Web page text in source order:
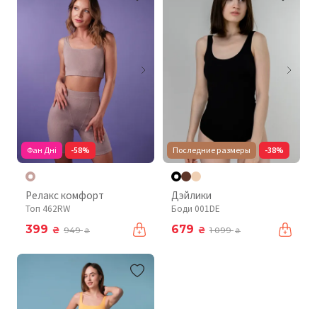
Фан Дні -58%
Релакс комфорт
Топ 462RW
399 ₴ 949₴
Последние размеры -38%
Дэйлики
Боди 001DE
679 ₴ 1 099₴